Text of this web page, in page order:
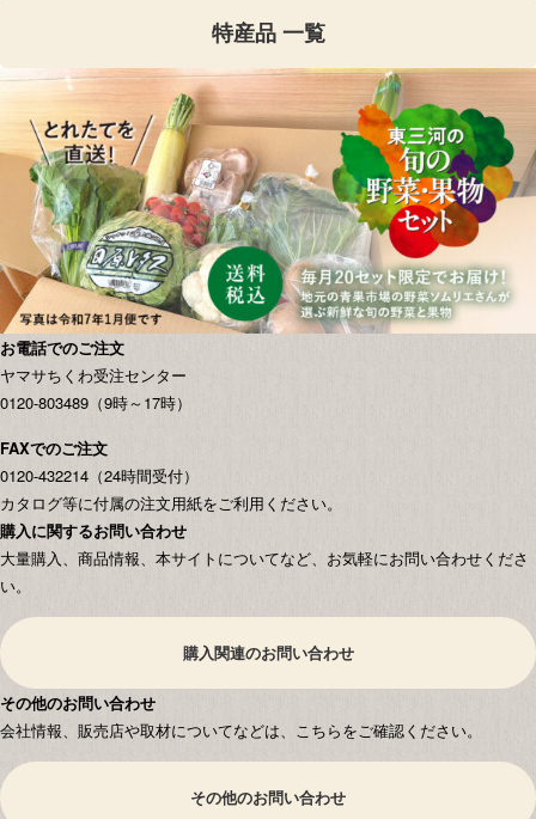
特産品 一覧
お電話でのご注文
ヤマサちくわ受注センター
0120-803489（9時～17時）
FAXでのご注文
0120-432214（24時間受付）
カタログ等に付属の注文用紙をご利用ください。
購入に関するお問い合わせ
大量購入、商品情報、本サイトについてなど、お気軽にお問い合わせくださ
い。
購入関連のお問い合わせ
その他のお問い合わせ
会社情報、販売店や取材についてなどは、こちらをご確認ください。
その他のお問い合わせ